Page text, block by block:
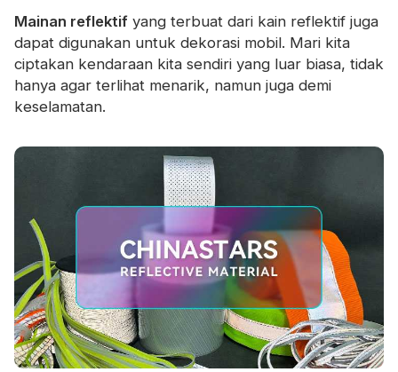
Mainan reflektif yang terbuat dari kain reflektif juga
dapat digunakan untuk dekorasi mobil. Mari kita
ciptakan kendaraan kita sendiri yang luar biasa, tidak
hanya agar terlihat menarik, namun juga demi
keselamatan.